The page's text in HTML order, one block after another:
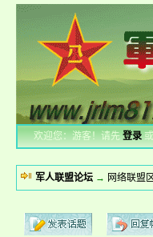
欢迎您：游客！请先登录
军人联盟论坛 → 网络联盟区